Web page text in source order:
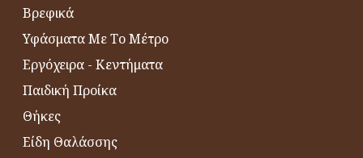
Βρεφικά
Υφάσματα Με Το Μέτρο
Εργόχειρα - Κεντήματα
Παιδική Προίκα
Θήκες
Είδη Θαλάσσης